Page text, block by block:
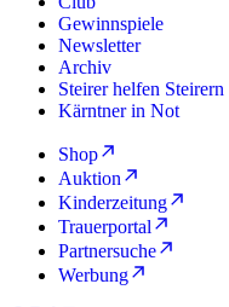
Gewinnspiele
Newsletter
Archiv
Steirer helfen Steirern
Kärntner in Not
Shop
Auktion
Kinderzeitung
Trauerportal
Partnersuche
Werbung